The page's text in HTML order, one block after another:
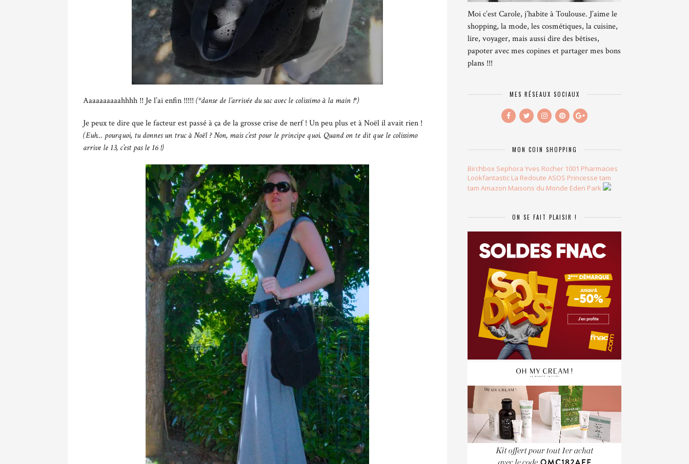
Aaaaaaaaaahhhh !! Je l’ai enfin !!!!! (*danse de l’arrivée du sac avec le colissimo à la main !*)
Je peux te dire que le facteur est passé à ça de la grosse crise de nerf ! Un peu plus et à Noël il avait rien !
(Euh… pourquoi, tu donnes un truc à Noël ? Non, mais c’est pour le principe quoi. Quand on te dit que le colissimo
arrive le 13, c’est pas le 16 !)
Moi c’est Carole, j’habite à Toulouse. J’aime le
shopping, la mode, les cosmétiques, la cuisine,
lire, voyager, mais aussi dire des bêtises,
papoter avec mes copines et partager mes bons
plans !!!
MES RÉSEAUX SOCIAUX
MON COIN SHOPPING
Birchbox Sephora Yves Rocher 1001 Pharmacies
Lookfantastic La Redoute ASOS Princesse tam
tam Amazon Maisons du Monde Eden Park
ON SE FAIT PLAISIR !